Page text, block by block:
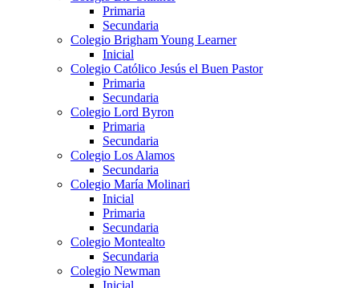
Primaria
Secundaria
Colegio Brigham Young Learner
Inicial
Colegio Católico Jesús el Buen Pastor
Primaria
Secundaria
Colegio Lord Byron
Primaria
Secundaria
Colegio Los Alamos
Secundaria
Colegio María Molinari
Inicial
Primaria
Secundaria
Colegio Montealto
Secundaria
Colegio Newman
Inicial